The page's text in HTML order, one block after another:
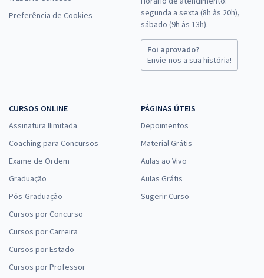
Preferência de Cookies
segunda a sexta (8h às 20h),
sábado (9h às 13h).
Foi aprovado?
Envie-nos a sua história!
CURSOS ONLINE
Assinatura Ilimitada
Coaching para Concursos
Exame de Ordem
Graduação
Pós-Graduação
Cursos por Concurso
Cursos por Carreira
Cursos por Estado
Cursos por Professor
PÁGINAS ÚTEIS
Depoimentos
Material Grátis
Aulas ao Vivo
Aulas Grátis
Sugerir Curso